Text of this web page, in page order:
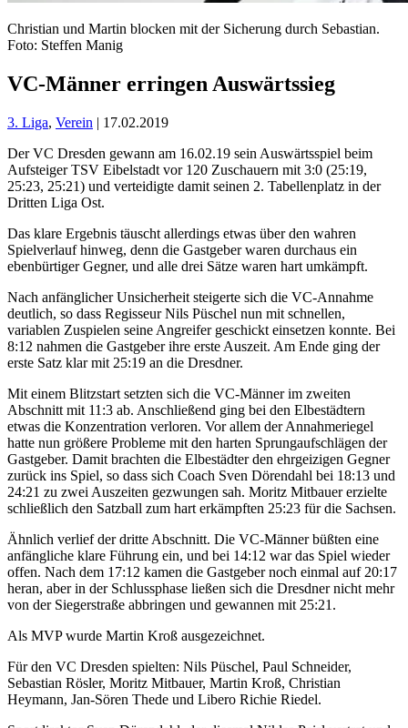
Christian und Martin blocken mit der Sicherung durch Sebastian.
Foto: Steffen Manig
VC-Männer erringen Auswärtssieg
3. Liga, Verein | 17.02.2019
Der VC Dresden gewann am 16.02.19 sein Auswärtsspiel beim
Aufsteiger TSV Eibelstadt vor 120 Zuschauern mit 3:0 (25:19,
25:23, 25:21) und verteidigte damit seinen 2. Tabellenplatz in der
Dritten Liga Ost.
Das klare Ergebnis täuscht allerdings etwas über den wahren
Spielverlauf hinweg, denn die Gastgeber waren durchaus ein
ebenbürtiger Gegner, und alle drei Sätze waren hart umkämpft.
Nach anfänglicher Unsicherheit steigerte sich die VC-Annahme
deutlich, so dass Regisseur Nils Püschel nun mit schnellen,
variablen Zuspielen seine Angreifer geschickt einsetzen konnte. Bei
8:12 nahmen die Gastgeber ihre erste Auszeit. Am Ende ging der
erste Satz klar mit 25:19 an die Dresdner.
Mit einem Blitzstart setzten sich die VC-Männer im zweiten
Abschnitt mit 11:3 ab. Anschließend ging bei den Elbestädtern
etwas die Konzentration verloren. Vor allem der Annahmeriegel
hatte nun größere Probleme mit den harten Sprungaufschlägen der
Gastgeber. Damit brachten die Elbestädter den ehrgeizigen Gegner
zurück ins Spiel, so dass sich Coach Sven Dörendahl bei 18:13 und
24:21 zu zwei Auszeiten gezwungen sah. Moritz Mitbauer erzielte
schließlich den Satzball zum hart erkämpften 25:23 für die Sachsen.
Ähnlich verlief der dritte Abschnitt. Die VC-Männer büßten eine
anfängliche klare Führung ein, und bei 14:12 war das Spiel wieder
offen. Nach dem 17:12 kamen die Gastgeber noch einmal auf 20:17
heran, aber in der Schlussphase ließen sich die Dresdner nicht mehr
von der Siegerstraße abbringen und gewannen mit 25:21.
Als MVP wurde Martin Kroß ausgezeichnet.
Für den VC Dresden spielten: Nils Püschel, Paul Schneider,
Sebastian Rösler, Moritz Mitbauer, Martin Kroß, Christian
Heymann, Jan-Sören Thede und Libero Richie Riedel.